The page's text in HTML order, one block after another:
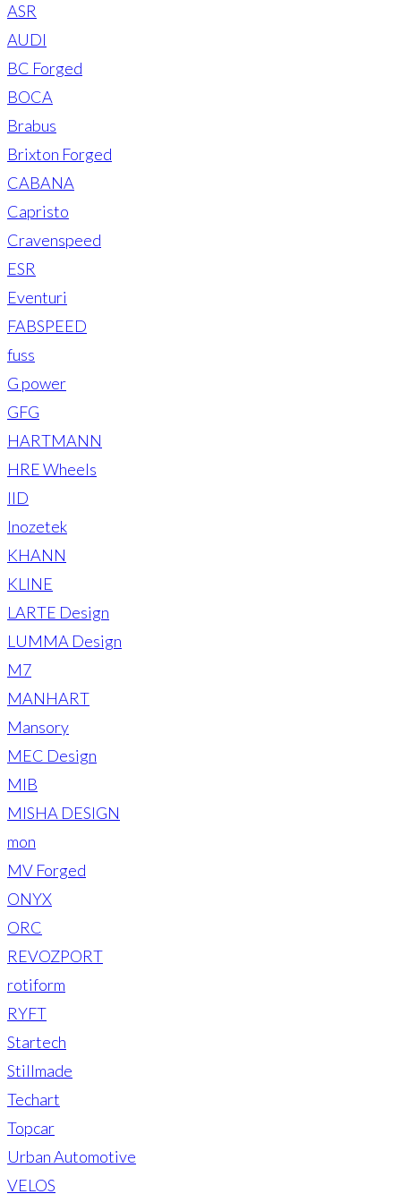
ASR
AUDI
BC Forged
BOCA
Brabus
Brixton Forged
CABANA
Capristo
Cravenspeed
ESR
Eventuri
FABSPEED
fuss
G power
GFG
HARTMANN
HRE Wheels
IID
Inozetek
KHANN
KLINE
LARTE Design
LUMMA Design
M7
MANHART
Mansory
MEC Design
MIB
MISHA DESIGN
mon
MV Forged
ONYX
ORC
REVOZPORT
rotiform
RYFT
Startech
Stillmade
Techart
Topcar
Urban Automotive
VELOS